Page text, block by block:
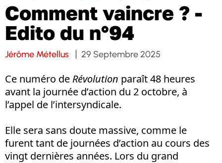
Comment vaincre ? -
Edito du n°94
Jérôme Métellus 29 Septembre 2025
Ce numéro de Révolution paraît 48 heures
avant la journée d’action du 2 octobre, à
l’appel de l’intersyndicale.
Elle sera sans doute massive, comme le
furent tant de journées d’action au cours des
vingt dernières années. Lors du grand